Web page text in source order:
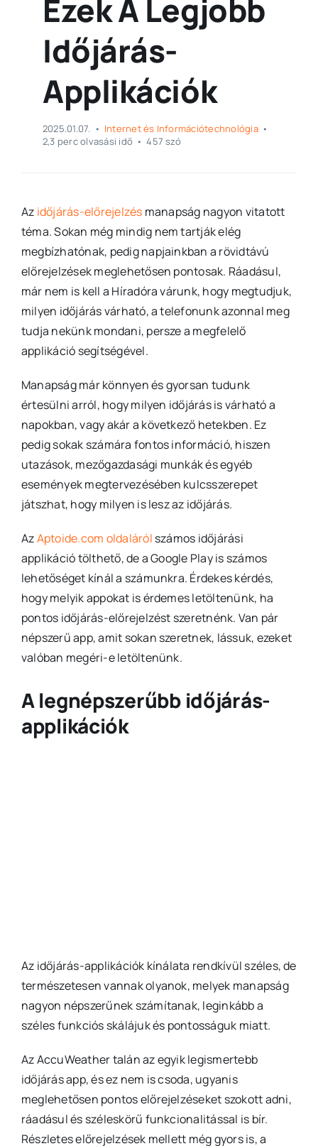
Ezek A Legjobb
Időjárás-
Applikációk
2025.01.07. • Internet és Információtechnológia •
2,3 perc olvasási idő • 457 szó
Az időjárás-előrejelzés manapság nagyon vitatott
téma. Sokan még mindig nem tartják elég
megbízhatónak, pedig napjainkban a rövidtávú
előrejelzések meglehetősen pontosak. Ráadásul,
már nem is kell a Híradóra várunk, hogy megtudjuk,
milyen időjárás várható, a telefonunk azonnal meg
tudja nekünk mondani, persze a megfelelő
applikáció segítségével.
Manapság már könnyen és gyorsan tudunk
értesülni arról, hogy milyen időjárás is várható a
napokban, vagy akár a következő hetekben. Ez
pedig sokak számára fontos információ, hiszen
utazások, mezőgazdasági munkák és egyéb
események megtervezésében kulcsszerepet
játszhat, hogy milyen is lesz az időjárás.
AzAptoide.com oldaláról számos időjárási
applikáció tölthető, de a Google Play is számos
lehetőséget kínál a számunkra. Érdekes kérdés,
hogy melyik appokat is érdemes letöltenünk, ha
pontos időjárás-előrejelzést szeretnénk. Van pár
népszerű app, amit sokan szeretnek, lássuk, ezeket
valóban megéri-e letöltenünk.
A legnépszerűbb időjárás-
applikációk
Az időjárás-applikációk kínálata rendkívül széles, de
természetesen vannak olyanok, melyek manapság
nagyon népszerűnek számítanak, leginkább a
széles funkciós skálájuk és pontosságuk miatt.
Az AccuWeather talán az egyik legismertebb
időjárás app, és ez nem is csoda, ugyanis
meglehetősen pontos előrejelzéseket szokott adni,
ráadásul és széleskörű funkcionalitással is bír.
Részletes előrejelzések mellett még gyors is, a